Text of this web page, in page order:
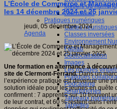
Métiers du
Orientation
Pratiques numériques
Cartes heuristiques
Classes inversées
Environnement
Fablab
Géolocalisation
Images
Les mondes
Pratiques
Podcasting
Smartphones
Tableaux
Tablettes
L’École de Commerce et
les 14 décembre 2024 et 25
jeudi, 05 décembre 2024
Agenda
Une formation en alternance à
site de Clermont-Ferrand.Dans un
l’expérience pratique est devenue une
solution idéale pour les jeunes en quête
confirment : 7 apprentis sur 10 trouvent
de leur contrat, et 60 % restent dans